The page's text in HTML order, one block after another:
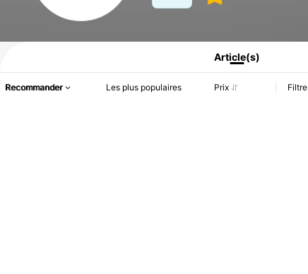
Informations produit : Divulgation des prix, détails sur les ventes et le stock.
Article(s)
Recommander Les plus populaires Prix Filtre